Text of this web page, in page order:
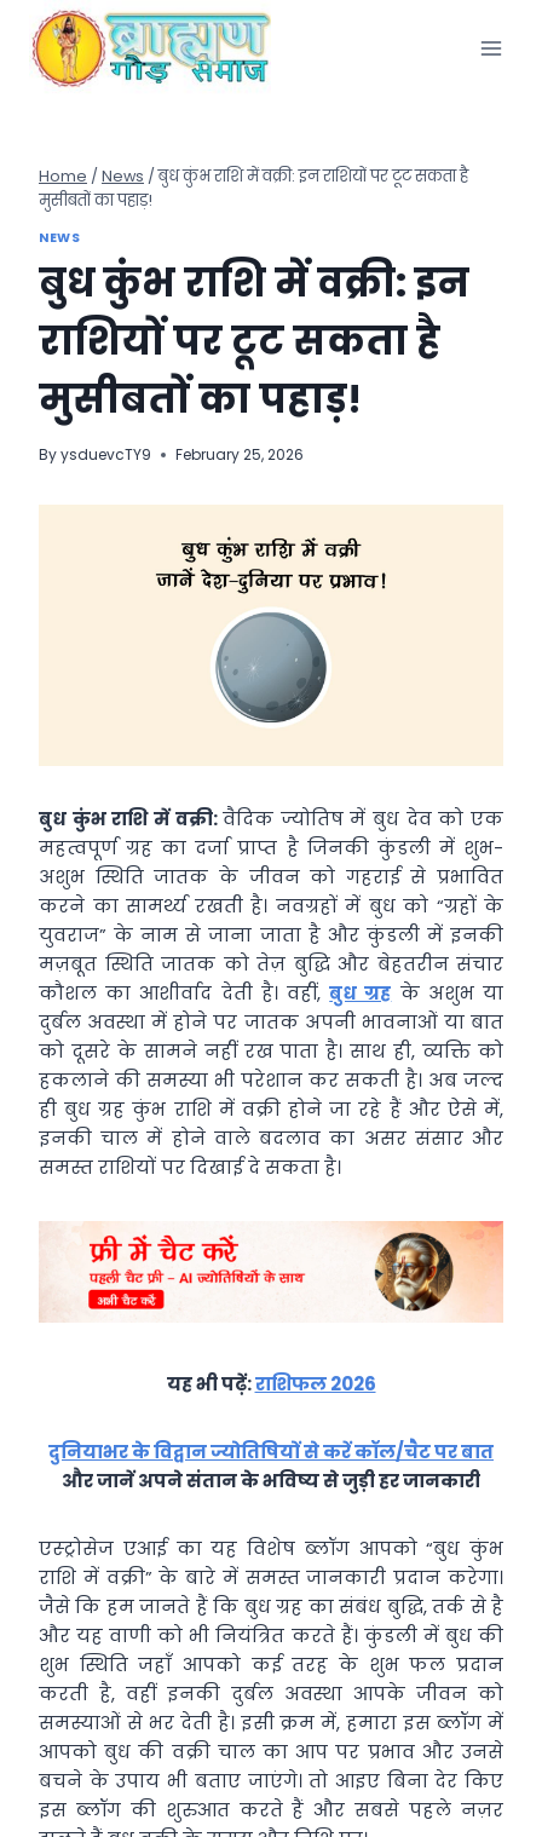
content
Home / News / बुध कुंभ राशि में वक्री: इन राशियों पर टूट सकता है
मुसीबतों का पहाड़!
NEWS
बुध कुंभ राशि में वक्री: इन
राशियों पर टूट सकता है
मुसीबतों का पहाड़!
ByysduevcTY9 February 25, 2026
बुध कुंभ राशि में वक्री:वैदिक ज्योतिष में बुध देव को एक
महत्वपूर्ण ग्रह का दर्जा प्राप्त है जिनकी कुंडली में शुभ-
अशुभ स्थिति जातक के जीवन को गहराई से प्रभावित
करने का सामर्थ्य रखती है। नवग्रहों में बुध को “ग्रहों के
युवराज” के नाम से जाना जाता है और कुंडली में इनकी
मज़बूत स्थिति जातक को तेज़ बुद्धि और बेहतरीन संचार
कौशल का आशीर्वाद देती है। वहीं,बुध ग्रह के अशुभ या
दुर्बल अवस्था में होने पर जातक अपनी भावनाओं या बात
को दूसरे के सामने नहीं रख पाता है। साथ ही, व्यक्ति को
हकलाने की समस्या भी परेशान कर सकती है। अब जल्द
ही बुध ग्रह कुंभ राशि में वक्री होने जा रहे हैं और ऐसे में,
इनकी चाल में होने वाले बदलाव का असर संसार और
समस्त राशियों पर दिखाई दे सकता है।
यह भी पढ़ें:राशिफल 2026
दुनियाभर के विद्वान ज्योतिषियों से करें कॉल/चैट पर बात
और जानें अपने संतान के भविष्य से जुड़ी हर जानकारी
एस्ट्रोसेज एआई का यह विशेष ब्लॉग आपको “बुध कुंभ
राशि में वक्री” के बारे में समस्त जानकारी प्रदान करेगा।
जैसे कि हम जानते हैं कि बुध ग्रह का संबंध बुद्धि, तर्क से है
और यह वाणी को भी नियंत्रित करते हैं। कुंडली में बुध की
शुभ स्थिति जहाँ आपको कई तरह के शुभ फल प्रदान
करती है, वहीं इनकी दुर्बल अवस्था आपके जीवन को
समस्याओं से भर देती है। इसी क्रम में, हमारा इस ब्लॉग में
आपको बुध की वक्री चाल का आप पर प्रभाव और उनसे
बचने के उपाय भी बताए जाएंगे। तो आइए बिना देर किए
इस ब्लॉग की शुरुआत करते हैं और सबसे पहले नज़र